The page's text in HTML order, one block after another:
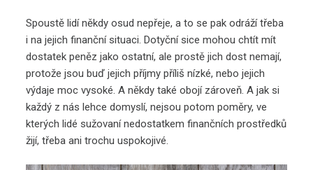
Spoustě lidí někdy osud nepřeje, a to se pak odráží třeba
i na jejich finanční situaci. Dotyční sice mohou chtít mít
dostatek peněz jako ostatní, ale prostě jich dost nemají,
protože jsou buď jejich příjmy příliš nízké, nebo jejich
výdaje moc vysoké. A někdy také obojí zároveň. A jak si
každý z nás lehce domyslí, nejsou potom poměry, ve
kterých lidé sužovaní nedostatkem finančních prostředků
žijí, třeba ani trochu uspokojivé.